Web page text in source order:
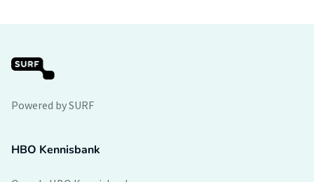
Powered by SURF
HBO Kennisbank